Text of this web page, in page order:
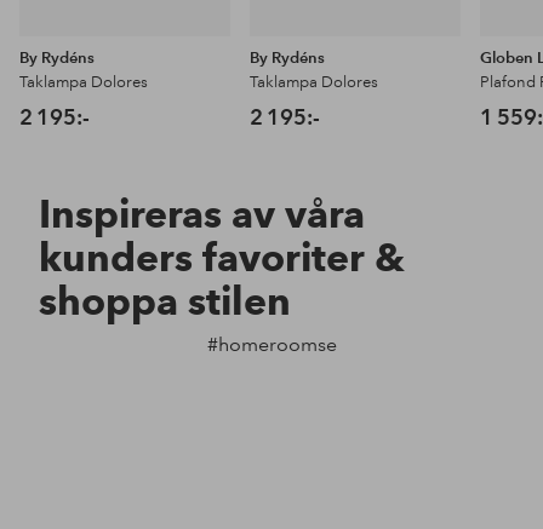
By Rydéns
Taklampa Dolores
2 195:-
By Rydéns
Taklampa Dolores
2 195:-
Globen
Plafond
1
Inspireras av våra
kunders favoriter &
shoppa stilen
#homeroomse